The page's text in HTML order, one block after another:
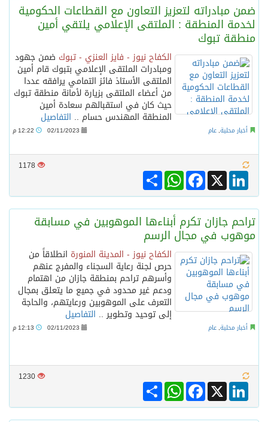
الرئيس عبد الفتاح السيسى يستقبل ملك البحرين
تشغيل قطاري 809 / 810 علي خط( شربين / قلين ) بكامل بجمهورية مصر العربيةجداولها خلال يومي 6 – 7 أغسطس الجاري
مركز الملك سلمان للإغاثة يضع حجر الأساس لمشروع بناء وإعادة تأهيل 13 مدرسة في محافظتي لحج والضالع
الطريجى يبارك التقارب السعودى الباكستاني التركى
ضمن مبادراته لتعزيز التعاون مع القطاعات الحكومية
لخدمة المنطقة : الملتقى الإعلامي يلتقي أمين
منطقة تبوك
الكفاح نيوز - فايز العنزي - تبوك ضمن جهود
ومبادرات الملتقى الإعلامي بتبوك قام أمين
الملتقى الأستاذ فائز التمامي يرافقه عددا
من أعضاء الملتقى بزيارة لأمانة منطقة تبوك
حيث كان في استقبالهم سعادة أمين
المنطقة المهندس حسام .. التفاصيل
أخبار محلية, عام 02/11/2023
1178
Share
WhatsAppFacebook X
LinkedIn
تراحم جازان تكرم أبناءها الموهوبين في مسابقة
موهوب في مجال الرسم
الكفاح نيوز - المدينة المنورة انطلاقاً من
حرص لجنة رعاية السجناء والمفرج عنهم
وأسرهم تراحم بمنطقة جازان من اهتمام
ودعم غير محدود في جميع ما يتعلق بمجال
التعرف على الموهوبين ورعايتهم، والحاجة
إلى توحيد وتطوير .. التفاصيل
أخبار محلية, عام 02/11/2023
1230
Share
WhatsAppFacebook X
LinkedIn